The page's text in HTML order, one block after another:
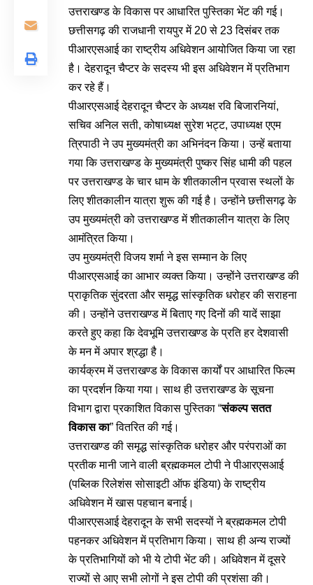
उत्तराखण्ड के विकास पर आधारित पुस्तिका भेंट की गई।
छत्तीसगढ़ की राजधानी रायपुर में 20 से 23 दिसंबर तक
पीआरएसआई का राष्ट्रीय अधिवेशन आयोजित किया जा रहा
है। देहरादून चैप्टर के सदस्य भी इस अधिवेशन में प्रतिभाग
कर रहे हैं।
पीआरएसआई देहरादून चैप्टर के अध्यक्ष रवि बिजारनियां,
सचिव अनिल सती, कोषाध्यक्ष सुरेश भट्ट, उपाध्यक्ष एएम
त्रिपाठी ने उप मुख्यमंत्री का अभिनंदन किया। उन्हें बताया
गया कि उत्तराखण्ड के मुख्यमंत्री पुष्कर सिंह धामी की पहल
पर उत्तराखण्ड के चार धाम के शीतकालीन प्रवास स्थलों के
लिए शीतकालीन यात्रा शुरू की गई है। उन्होंने छत्तीसगढ़ के
उप मुख्यमंत्री को उत्तराखण्ड में शीतकालीन यात्रा के लिए
आमंत्रित किया।
उप मुख्यमंत्री विजय शर्मा ने इस सम्मान के लिए
पीआरएसआई का आभार व्यक्त किया। उन्होंने उत्तराखण्ड की
प्राकृतिक सुंदरता और समृद्ध सांस्कृतिक धरोहर की सराहना
की। उन्होंने उत्तराखण्ड में बिताए गए दिनों की यादें साझा
करते हुए कहा कि देवभूमि उत्तराखण्ड के प्रति हर देशवासी
के मन में अपार श्रद्धा है।
कार्यक्रम में उत्तराखण्ड के विकास कार्यों पर आधारित फिल्म
का प्रदर्शन किया गया। साथ ही उत्तराखण्ड के सूचना
विभाग द्वारा प्रकाशित विकास पुस्तिका “संकल्प सतत
विकास का” वितरित की गई।
उत्तराखण्ड की समृद्ध सांस्कृतिक धरोहर और परंपराओं का
प्रतीक मानी जाने वाली ब्रह्मकमल टोपी ने पीआरएसआई
(पब्लिक रिलेशंस सोसाइटी ऑफ इंडिया) के राष्ट्रीय
अधिवेशन में खास पहचान बनाई।
पीआरएसआई देहरादून के सभी सदस्यों ने ब्रह्मकमल टोपी
पहनकर अधिवेशन में प्रतिभाग किया। साथ ही अन्य राज्यों
के प्रतिभागियों को भी ये टोपी भेंट की। अधिवेशन में दूसरे
राज्यों से आए सभी लोगों ने इस टोपी की प्रशंसा की।